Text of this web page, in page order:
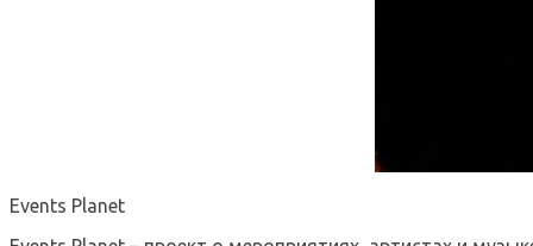
Events Planet